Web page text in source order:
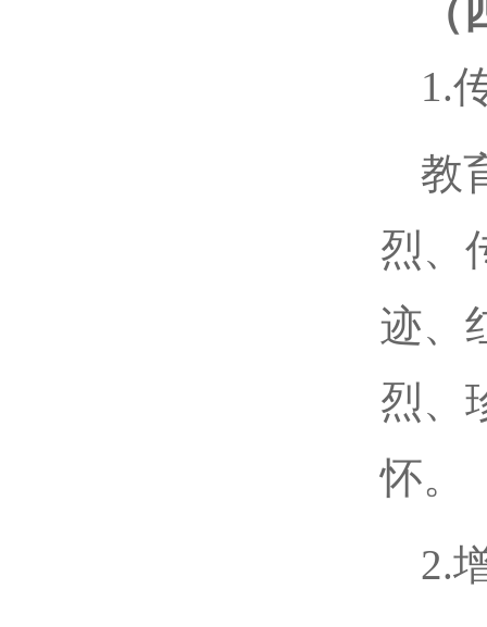
1.
教
烈、
迹、
烈、
怀。
2.